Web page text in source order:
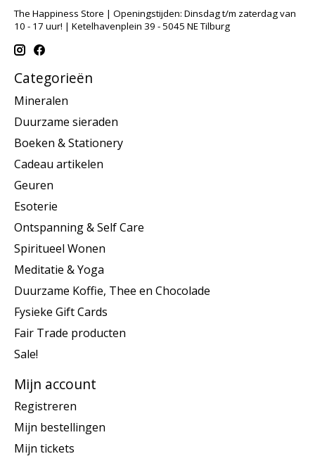
The Happiness Store | Openingstijden: Dinsdag t/m zaterdag van
10 - 17 uur! | Ketelhavenplein 39 - 5045 NE Tilburg
Categorieën
Mineralen
Duurzame sieraden
Boeken & Stationery
Cadeau artikelen
Geuren
Esoterie
Ontspanning & Self Care
Spiritueel Wonen
Meditatie & Yoga
Duurzame Koffie, Thee en Chocolade
Fysieke Gift Cards
Fair Trade producten
Sale!
Mijn account
Registreren
Mijn bestellingen
Mijn tickets